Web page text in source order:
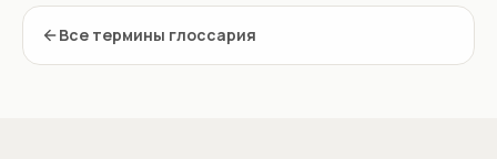
Все термины глоссария